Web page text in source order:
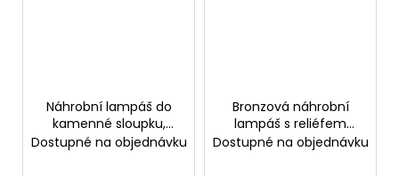
Náhrobní lampáš do
kamenné sloupku,
bronz, 20,5×14×15 cm
Dostupné na objednávku
Bronzová náhrobní
lampáš s reliéfem
schodů, 21×14×9 cm
Dostupné na objednávku